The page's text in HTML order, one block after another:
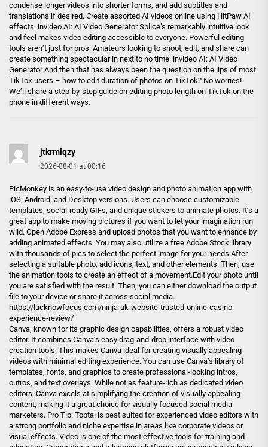
condense longer videos into shorter forms, and add subtitles and
translations if desired. Create assorted AI videos online using HitPaw AI
effects. invideo AI: AI Video Generator Splice’s remarkably intuitive look
and feel makes video editing accessible to everyone. Powerful editing
tools aren’t just for pros. Amateurs looking to shoot, edit, and share can
create something spectacular in next to no time. invideo AI: AI Video
Generator And then that has always been the question on the lips of most
TikTok users – how to edit duration of photos on TikTok? No worries!
We’ll share a step-by-step guide on editing photo length on TikTok on the
phone in different ways.
jtkrmlqzy
2026-08-01 at 00:16
PicMonkey is an easy-to-use video design and photo animation app with
iOS, Android, and Desktop versions. Users can choose customizable
templates, social-ready GIFs, and unique stickers to animate photos. It’s a
great app to make moving pictures if you want to let your imagination run
wild. Open Adobe Express and upload photos that you want to enhance by
adding animated effects. You may also utilize a free Adobe Stock library
with thousands of pics to select the perfect image for your needs.After
selecting a suitable photo, add icons, text, and other elements. Then, use
the animation tools to create an effect of a movement.Edit your photo until
you are satisfied with the result. Then, you can either download the output
file to your device or share it across social media.
https://lucknowfocus.com/ninja-uk-website-trusted-online-casino-
experience-review/
Canva, known for its graphic design capabilities, offers a robust video
editor. It combines Canva’s easy drag-and-drop interface with video
creation tools. This makes Canva ideal for creating visually appealing
videos with minimal editing experience. You can use Canva’s library of
templates, fonts, and graphics to create professional-looking intros,
outros, and text overlays. While not as feature-rich as dedicated video
editors, Canva excels at simplifying the creation of visually appealing
content, making it a great choice for visually focused social media
marketers. Pro Tip: Toptal is best suited for experienced video editors with
a strong portfolio and niche expertise in areas like corporate videos or
visual effects. Video is one of the most effective tools for training and